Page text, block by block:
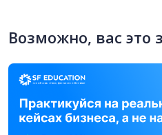
Возможно, вас это